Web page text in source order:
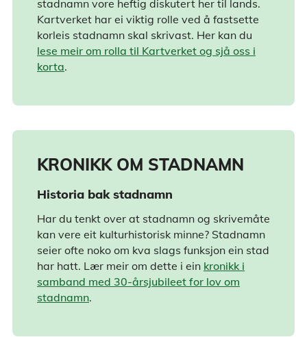
stadnamn vore heftig diskutert her til lands.
Kartverket har ei viktig rolle ved å fastsette
korleis stadnamn skal skrivast. Her kan du
lese meir om rolla til Kartverket og sjå oss i
korta.
KRONIKK OM STADNAMN
Historia bak stadnamn
Har du tenkt over at stadnamn og skrivemåte
kan vere eit kulturhistorisk minne? Stadnamn
seier ofte noko om kva slags funksjon ein stad
har hatt. Lær meir om dette i ein kronikk i
samband med 30-årsjubileet for lov om
stadnamn.